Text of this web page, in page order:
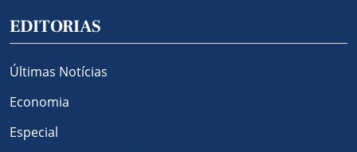
EDITORIAS
Últimas Notícias
Economia
Especial